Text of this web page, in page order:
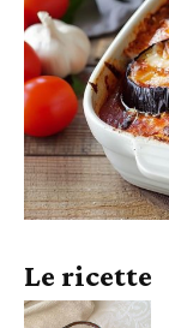
Le ricette